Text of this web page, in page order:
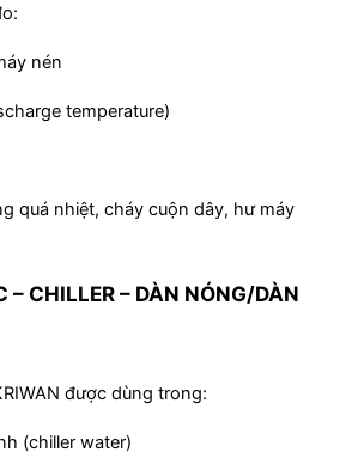
nén
temperature)
quá nhiệt, cháy cuộn dây, hư máy
– CHILLER – DÀN NÓNG/DÀN
được dùng trong:
(chiller water)